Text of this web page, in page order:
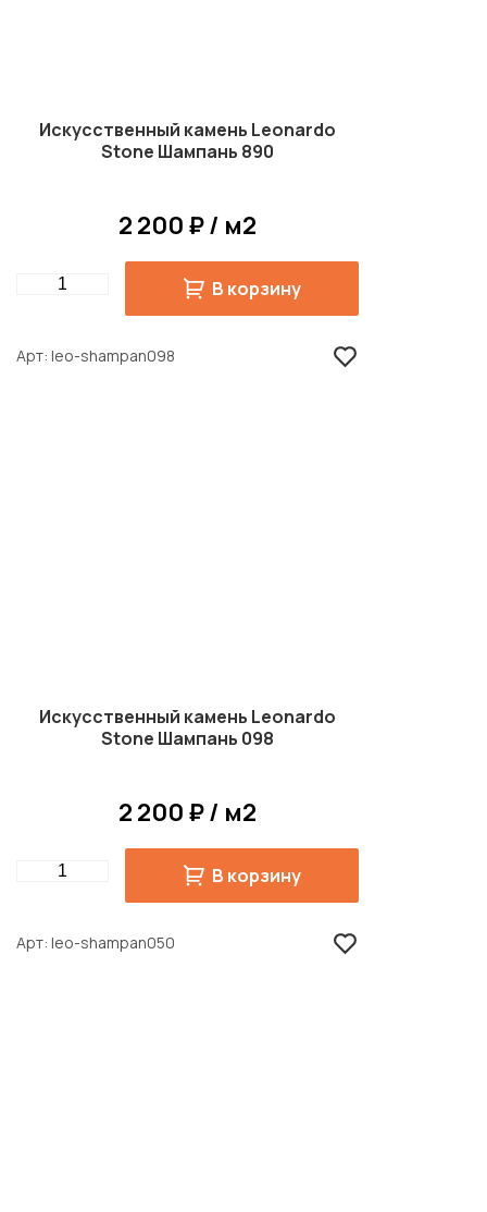
Искусственный камень Leonardo
Stone Шампань 890
2 200 ₽ / м2
Quantity В корзину
Арт leo-shampan098
Искусственный камень Leonardo
Stone Шампань 098
2 200 ₽ / м2
Quantity В корзину
Арт leo-shampan050